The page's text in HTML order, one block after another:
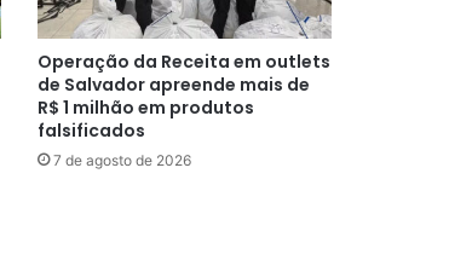
Operação da Receita em outlets
de Salvador apreende mais de
R$ 1 milhão em produtos
falsificados
7 de agosto de 2026